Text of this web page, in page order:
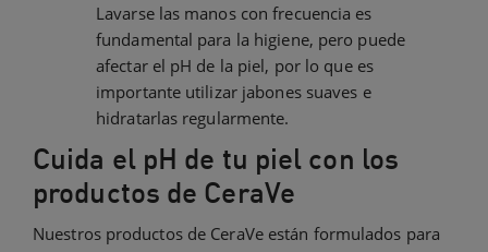
Lavarse las manos con frecuencia es
fundamental para la higiene, pero puede
afectar el pH de la piel, por lo que es
importante utilizar jabones suaves e
hidratarlas regularmente.
Cuida el pH de tu piel con los
productos de CeraVe
Nuestros productos de CeraVe están formulados para